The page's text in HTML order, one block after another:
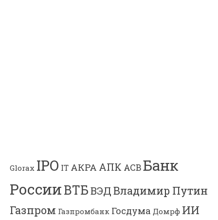
Glorax IPO IT АКРА АПК АСВБанк
РоссииВТБВЭДВладимир Путин
Газпром Газпромбанк Госдума Домрф ИИ